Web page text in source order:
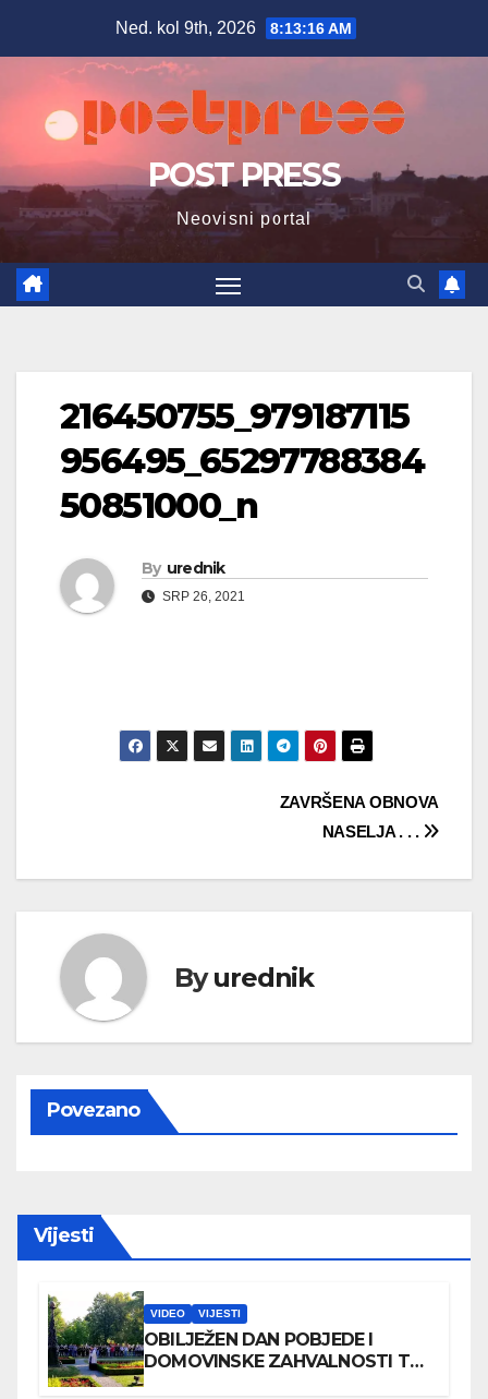
Ned. kol 9th, 2026 8:13:17 AM
POST PRESS
Neovisni portal
216450755_979187115
956495_65297788384
50851000_n
By urednik
SRP 26, 2021
ZAVRŠENA OBNOVA
NASELJA . . .
Byurednik
Povezano
Vijesti
VIDEO VIJESTI
OBILJEŽEN DAN POBJEDE I
DOMOVINSKE ZAHVALNOSTI TE